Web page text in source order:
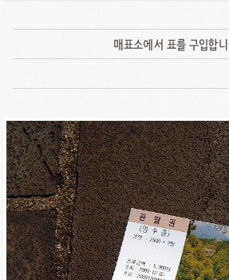
매표소에서 표를 구입합